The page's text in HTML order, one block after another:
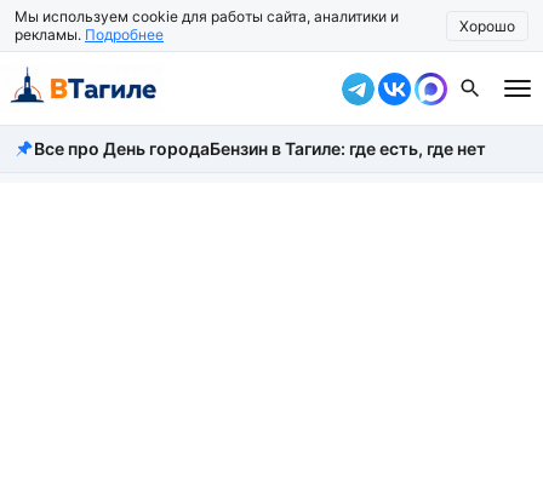
Мы используем cookie для работы сайта, аналитики и
рекламы. Подробнее Хорошо
Все новости
Все про День городаБензин в Тагиле: где есть, где нет